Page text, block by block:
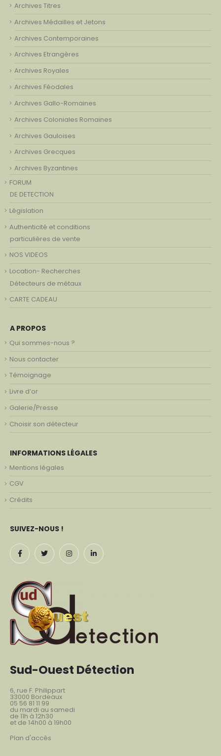
Archives Titres
Archives Médailles et Jetons
Archives Contemporaines
Archives Etrangères
Archives Royales
Archives Féodales
Archives Gallo-Romaines
Archives Coloniales Romaines
Archives Gauloises
Archives Grecques
Archives Byzantines
FORUM
DE DETECTION
Législation
Authenticité et conditions
particulières de vente
NOS VIDEOS
Location- Recherches
Détecteurs de métaux
CARTE CADEAU
A PROPOS
Qui sommes-nous ?
Nous contacter
Témoignage
Livre d’or
Galerie/Presse
Choisir son détecteur
INFORMATIONS LÉGALES
Mentions légales
CGV
Crédits
SUIVEZ-NOUS !
Sud-Ouest Détection
6, rue F. Philippart
33000 Bordeaux
05 56 81 11 99
du mardi au samedi
de 11h à 12h30
et de 14h00 à 19h00
Plan d'accès